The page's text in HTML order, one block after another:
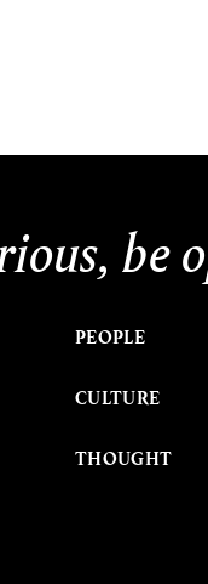
be
PEOPLE
CULTURE
THOUGHT